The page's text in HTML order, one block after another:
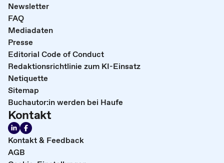
Newsletter
FAQ
Mediadaten
Presse
Editorial Code of Conduct
Redaktionsrichtlinie zum KI-Einsatz
Netiquette
Sitemap
Buchautor:in werden bei Haufe
Kontakt
Kontakt & Feedback
AGB